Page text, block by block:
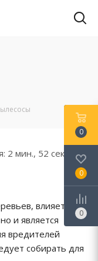
2 мин., 52 сек.
влияет не
и является
вредителей
собирать для
0
0
0